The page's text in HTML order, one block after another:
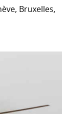
Bruxelles,